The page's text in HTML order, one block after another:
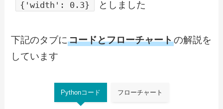
{'width': 0.3} としました
下記のタブにコードとフローチャートの解説を
しています
Pythonコード フローチャート